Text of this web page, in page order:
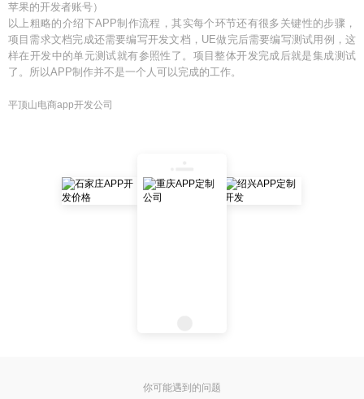
苹果的开发者账号）
以上粗略的介绍下APP制作流程，其实每个环节还有很多关键性的步骤，
项目需求文档完成还需要编写开发文档，UE做完后需要编写测试用例，这
样在开发中的单元测试就有参照性了。项目整体开发完成后就是集成测试
了。所以APP制作并不是一个人可以完成的工作。
平顶山电商app开发公司
你可能遇到的问题